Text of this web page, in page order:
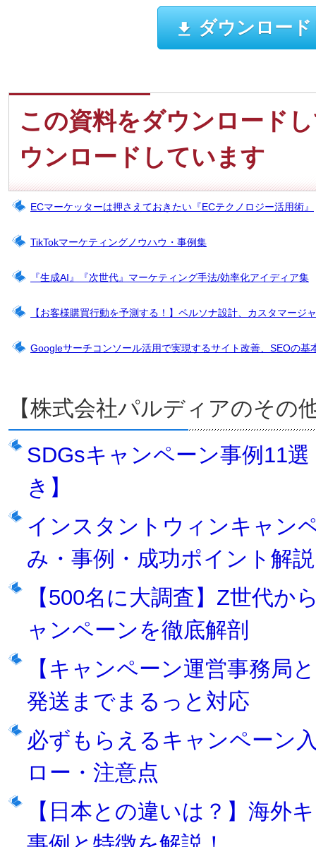
ダウンロー
この資料をダウンロード
ウンロードしています
ECマーケッターは押さえておきたい『ECテクノロジー活用術』
TikTokマーケティングノウハウ・事例集
『生成AI』『次世代』マーケティング手法/効率化アイディア集
【お客様購買行動を予測する！】ペルソナ設計、カスタマージ
Googleサーチコンソール活用で実現するサイト改善、SEOの
【株式会社パルディアのその
SDGsキャンペーン事例11
き】
インスタントウィンキャン
み・事例・成功ポイント解説
【500名に大調査】Z世代
ャンペーンを徹底解剖
【キャンペーン運営事務局
発送までまるっと対応
必ずもらえるキャンペーン
ロー・注意点
【日本との違いは？】海外